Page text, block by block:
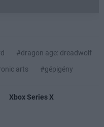
#dragon age: dreadwolf
arts #gépigény
Xbox Series X